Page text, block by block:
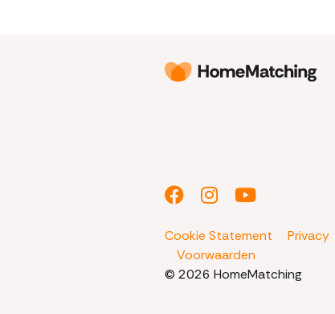
Cookie Statement
Privacy
Voorwaarden
© 2026 HomeMatching